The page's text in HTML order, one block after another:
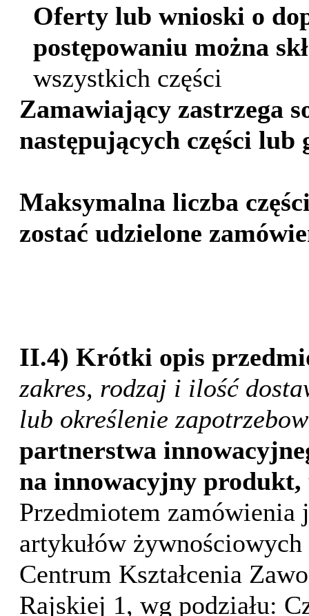
Oferty lub wnioski o
postępowaniu można
wszystkich części
Zamawiający zastrzega
następujących części lub
Maksymalna liczba
zostać udzielone
II.4) Krótki opis
zakres, rodzaj i ilość
lub określenie
partnerstwa
na innowacyjny produkt,
Przedmiotem zamówienia
artykułów
Centrum Kształcenia
Rajskiej 1, wg podziału: